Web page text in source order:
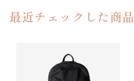
最近チェックした商品